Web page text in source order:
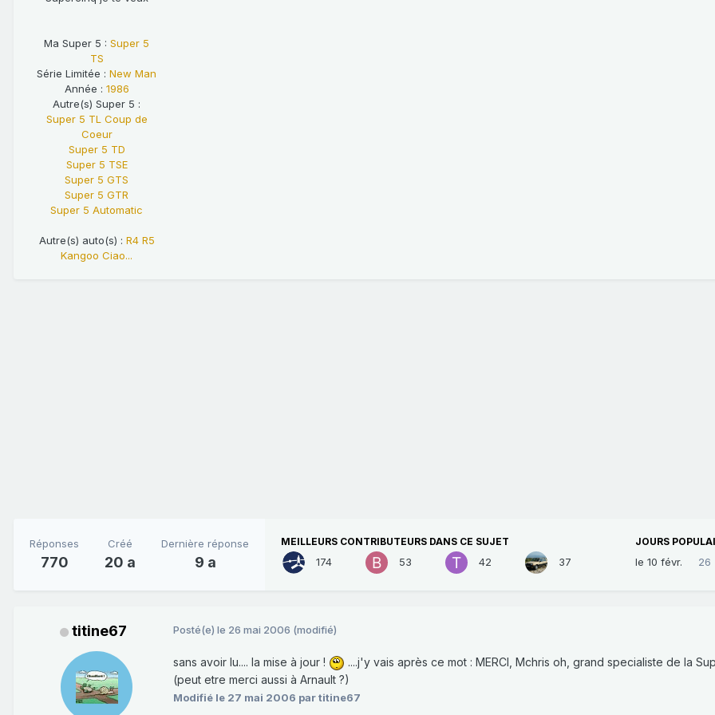
Ma Super 5 : Super 5
TS
Série Limitée : New Man
Année : 1986
Autre(s) Super 5 :
Super 5 TL Coup de
Coeur
Super 5 TD
Super 5 TSE
Super 5 GTS
Super 5 GTR
Super 5 Automatic
Autre(s) auto(s) : R4 R5
Kangoo Ciao...
Réponses
770
Créé
20 a
Dernière réponse
9 a
MEILLEURS CONTRIBUTEURS DANS CE SUJET
174 53 42 37
JOURS
le 10 févr. 26
titine67 Posté(e) le 26 mai 2006 (modifié)
sans avoir lu.... la mise à jour !
....j'y vais après ce mot : MERCI, Mchris oh, grand specialiste de la
(peut etre merci aussi à Arnault ?)
Modifié le 27 mai 2006 par titine67